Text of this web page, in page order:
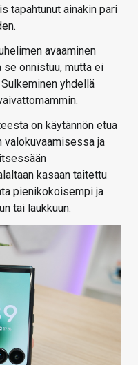
tapahtunut ainakin pari
avaaminen
onnistuu, mutta ei
yhdellä
on käytännön etua
ja
kasaan taitettu
pienikokoisempi ja
tai laukkuun.